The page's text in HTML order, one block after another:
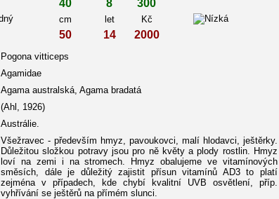
40 8 300
cm let Kč
50 14 2000
Pogona vitticeps
Agamidae
Agama australská, Agama bradatá
(Ahl, 1926)
Austrálie.
Všežravec - především hmyz, pavoukovci, malí hlodavci, ještěrky.
Důležitou složkou potravy jsou pro ně květy a plody rostlin. Hmyz
loví na zemi i na stromech. Hmyz obalujeme ve vitamínových
směsích, dále je důležitý zajistit přísun vitamínů AD3 to platí
zejména v případech, kde chybí kvalitní UVB osvětlení, příp.
vyhřívání se ještěrů na přímém slunci.